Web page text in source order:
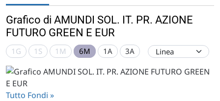
Grafico di AMUNDI SOL. IT. PR. AZIONE
FUTURO GREEN E EUR
1G 1S 1M 6M 1A 3A
Tutto Fondi »